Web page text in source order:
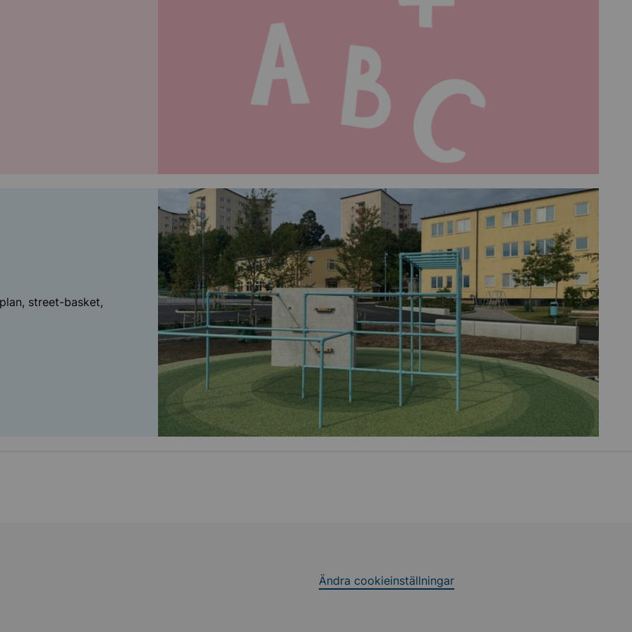
street-basket,
Ändra cookieinställningar